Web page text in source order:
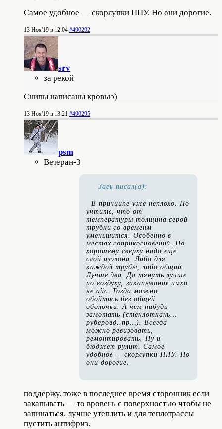
Самое удобное — скорлупки ППУ. Но они дорогие.
13 Ноя'19 в 12:04 #490292
srv
за рекой
Снипы написаны кровью)
13 Ноя'19 в 13:21 #490295
psm
Ветеран-3
Заец писал(а):
В принципе уже неплохо. Но
учтите, что от
температуры толщина серой
трубки со временм
уменьшится. Особенно в
местах соприкосновений. По
хорошему сверху надо еще
слой изолона. Либо для
каждой трубы, либо общий.
Лучше два. Да тянуть лучше
по воздуху; закапывание имхо
не айс. Тогда можно
обойтись без общей
оболочки. А чем нибудь
замотать (стеклоткань…
рубероид..пр…). Всегда
можно ревизовать,
ремонтировать. Ну и
бюджет рулит. Самое
удобное — скорлупки ППУ. Но
они дорогие.
поддержу. тоже в последнее время сторонник если
закапывать — то вровень с поверхностью чтобы не
запинаться. лучше утеплить и для теплотрассы
пустить антифриз.